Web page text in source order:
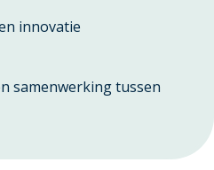
innovatie
samenwerking tussen